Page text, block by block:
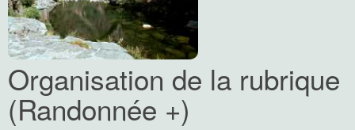
Organisation de la rubrique
(Randonnée +)